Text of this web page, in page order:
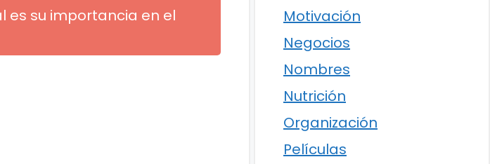
es su importancia en el
Motivación
Negocios
Nombres
Nutrición
Organización
Películas